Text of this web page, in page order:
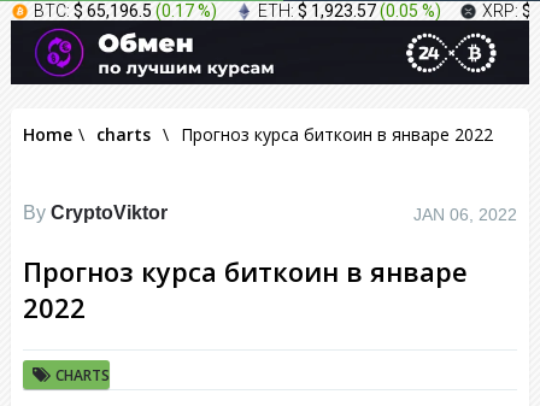
BTC: $ 65,196.5 (0.17 %) ETH: $ 1,923.57(0.05 %) XRP: $
Home \ charts \ Прогноз курса биткоин в январе 2022
By CryptoViktor JAN 06, 2022
Прогноз курса биткоин в январе
2022
CHARTS